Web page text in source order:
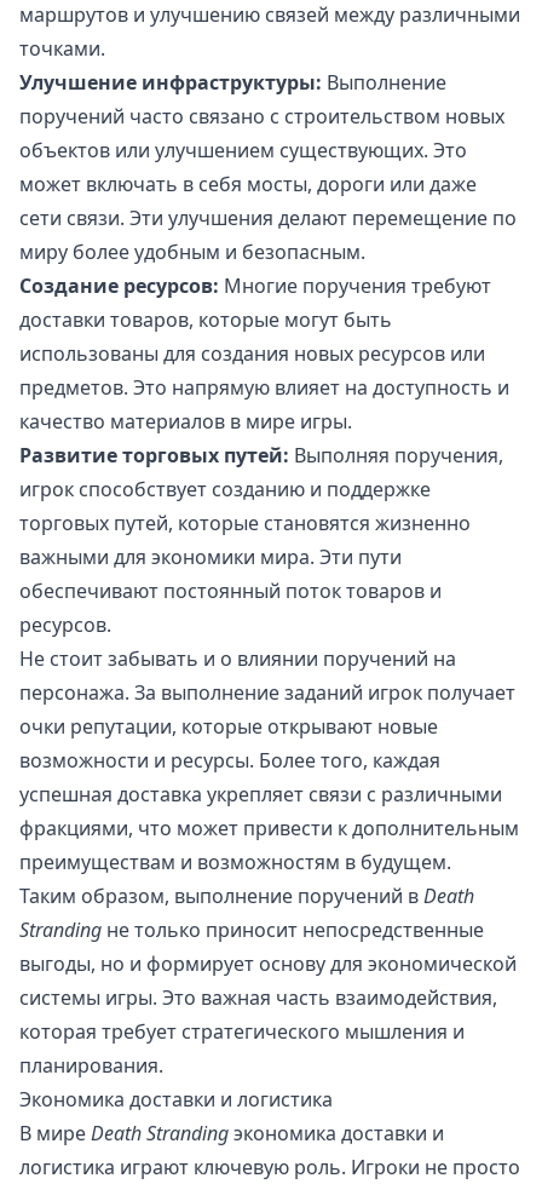
маршрутов и улучшению связей между различными
точками.
Улучшение инфраструктуры: Выполнение
поручений часто связано с строительством новых
объектов или улучшением существующих. Это
может включать в себя мосты, дороги или даже
сети связи. Эти улучшения делают перемещение по
миру более удобным и безопасным.
Создание ресурсов: Многие поручения требуют
доставки товаров, которые могут быть
использованы для создания новых ресурсов или
предметов. Это напрямую влияет на доступность и
качество материалов в мире игры.
Развитие торговых путей: Выполняя поручения,
игрок способствует созданию и поддержке
торговых путей, которые становятся жизненно
важными для экономики мира. Эти пути
обеспечивают постоянный поток товаров и
ресурсов.
Не стоит забывать и о влиянии поручений на
персонажа. За выполнение заданий игрок получает
очки репутации, которые открывают новые
возможности и ресурсы. Более того, каждая
успешная доставка укрепляет связи с различными
фракциями, что может привести к дополнительным
преимуществам и возможностям в будущем.
Таким образом, выполнение поручений вDeath
Stranding не только приносит непосредственные
выгоды, но и формирует основу для экономической
системы игры. Это важная часть взаимодействия,
которая требует стратегического мышления и
планирования.
Экономика доставки и логистика
В миреDeath Strandingэкономика доставки и
логистика играют ключевую роль. Игроки не просто